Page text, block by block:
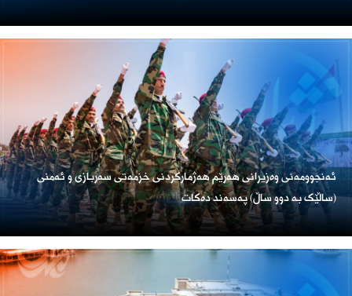
ئەنجوومەنی وەزیرانی هەرێم هەژمارکردنی خزمەتی سەربازی و ئەمنی
(ساڵێک بە دوو ساڵ) پەسەند دەکات